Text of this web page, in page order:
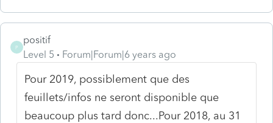
P
positif
Level 5
Forum|Forum|6 years ago
Pour 2019, possiblement que des
feuillets/infos ne seront disponible que
beaucoup plus tard donc...Pour 2018, au 31